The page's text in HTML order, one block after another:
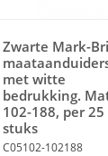
Zwarte Mark-
met witte
bedrukking.
102-188, per 25
stuks
C05102-102188